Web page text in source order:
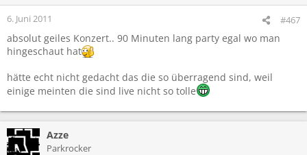
6. Juni 2011 #467
absolut geiles Konzert.. 90 Minuten lang party egal wo man
hingeschaut hat
hätte echt nicht gedacht das die so überragend sind, weil
einige meinten die sind live nicht so tolle
Azze
Parkrocker